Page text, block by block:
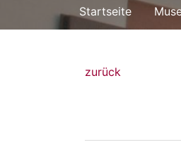
Startseite
zurück